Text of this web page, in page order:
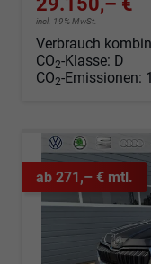
incl. 19% MwSt.
Verbrauch
CO2-Klasse: D
CO2-Emissionen:
ab 271,– € mtl.